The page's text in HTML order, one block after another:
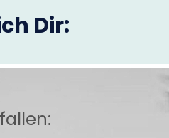
Dir: